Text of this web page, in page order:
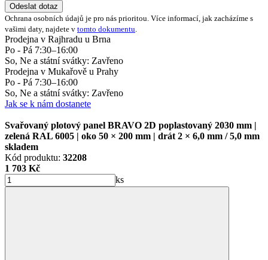
Odeslat dotaz
Ochrana osobních údajů je pro nás prioritou. Více informací, jak zacházíme s
vašimi daty, najdete v tomto dokumentu.
Prodejna v Rajhradu u Brna
Po - Pá 7:30–16:00
So, Ne a státní svátky: Zavřeno
Prodejna v Mukařově u Prahy
Po - Pá 7:30–16:00
So, Ne a státní svátky: Zavřeno
Jak se k nám dostanete
Svařovaný plotový panel BRAVO 2D poplastovaný 2030 mm |
zelená RAL 6005 | oko 50 × 200 mm | drát 2 × 6,0 mm / 5,0 mm
skladem
Kód produktu: 32208
1 703 Kč
ks